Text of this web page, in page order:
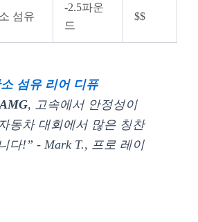
섬유
-2.5파운
드
$$
소 섬유 리어 디퓨
, 고속에서 안정성이
동차 대회에서 많은 칭찬
다!” - Mark T., 프로 레이